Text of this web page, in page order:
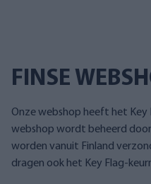
FINSE
Onze webshop heeft het
webshop wordt beheerd
worden vanuit Finland
dragen ook het Key Flag-